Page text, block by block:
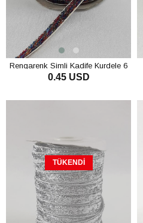
Rengarenk Simli Kadife Kurdele 6
mm
0.45 USD
TÜKENDI